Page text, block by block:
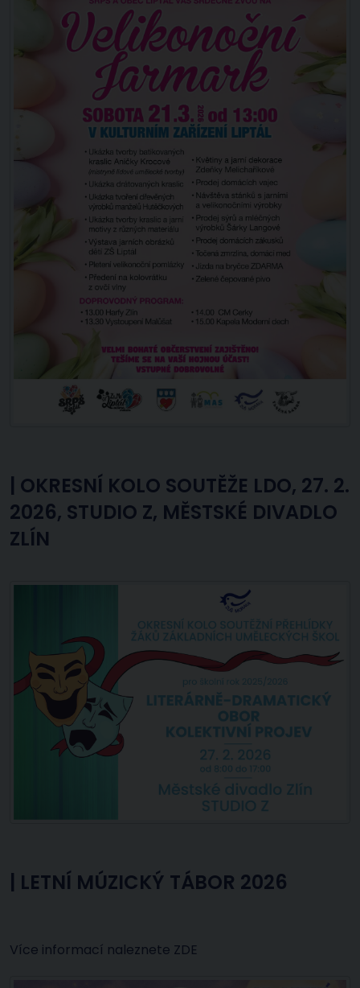
| OKRESNÍ KOLO SOUTĚŽE LDO, 27. 2.
2026, STUDIO Z, MĚSTSKÉ DIVADLO
ZLÍN
LETNÍ MÚZICKÝ TÁBOR 2026
Více informací naleznete ZDE